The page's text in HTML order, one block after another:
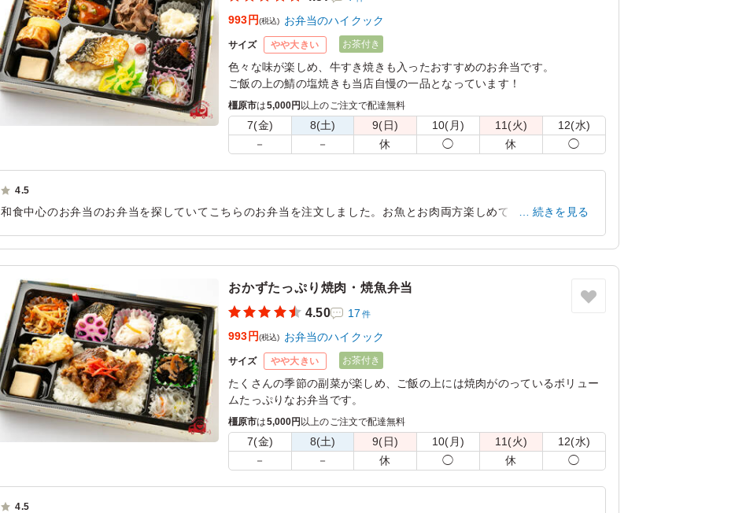
993円(税込) お弁当のハイクック
サイズ やや大きい お茶付き
色々な味が楽しめ、牛すき焼きも入ったおすすめのお弁当です。
ご飯の上の鯖の塩焼きも当店自慢の一品となっています！
橿原市は5,000円 以上のご注文で配達無料
7(金) 8(土) 9(日) 10(月) 11(火) 12(水)
－ － 休 ◯ 休 ◯
4.5
和食中心のお弁当のお弁当を探していてこちらのお弁当を注文しました。お魚とお肉両方楽しめて良かったです。
続きを見る
おかずたっぷり焼肉・焼魚弁当
4.50
17 件
993円(税込) お弁当のハイクック
サイズ やや大きい お茶付き
たくさんの季節の副菜が楽しめ、ご飯の上には焼肉がのっているボリュー
ムたっぷりなお弁当です。
橿原市は5,000円 以上のご注文で配達無料
7(金) 8(土) 9(日) 10(月) 11(火) 12(水)
－ － 休 ◯ 休 ◯
4.5